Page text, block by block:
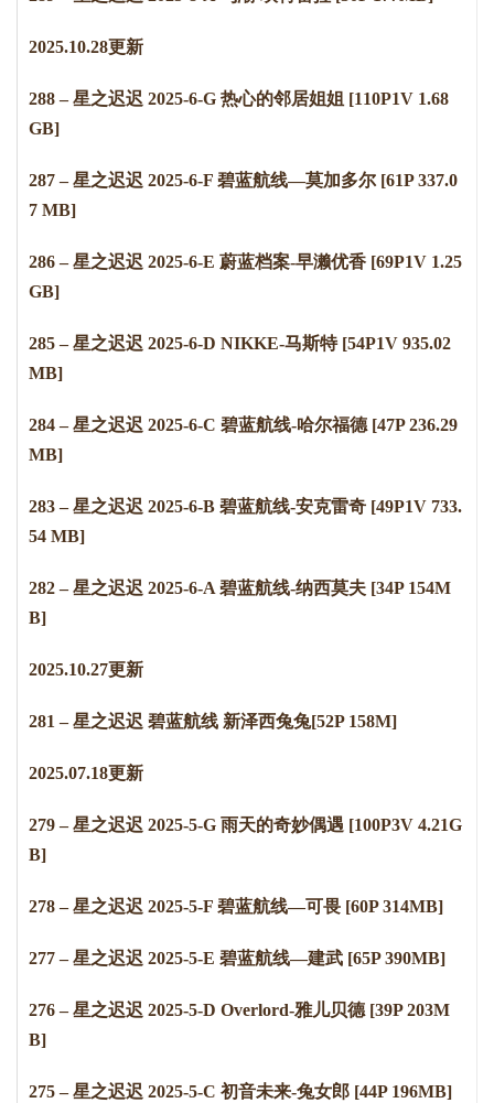
2025.10.28更新
288 – 星之迟迟 2025-6-G 热心的邻居姐姐 [110P1V 1.68
GB]
287 – 星之迟迟 2025-6-F 碧蓝航线—莫加多尔 [61P 337.0
7 MB]
286 – 星之迟迟 2025-6-E 蔚蓝档案-早濑优香 [69P1V 1.25
GB]
285 – 星之迟迟 2025-6-D NIKKE-马斯特 [54P1V 935.02
MB]
284 – 星之迟迟 2025-6-C 碧蓝航线-哈尔福德 [47P 236.29
MB]
283 – 星之迟迟 2025-6-B 碧蓝航线-安克雷奇 [49P1V 733.
54 MB]
282 – 星之迟迟 2025-6-A 碧蓝航线-纳西莫夫 [34P 154M
B]
2025.10.27更新
281 – 星之迟迟 碧蓝航线 新泽西兔兔[52P 158M]
2025.07.18更新
279 – 星之迟迟 2025-5-G 雨天的奇妙偶遇 [100P3V 4.21G
B]
278 – 星之迟迟 2025-5-F 碧蓝航线—可畏 [60P 314MB]
277 – 星之迟迟 2025-5-E 碧蓝航线—建武 [65P 390MB]
276 – 星之迟迟 2025-5-D Overlord-雅儿贝德 [39P 203M
B]
275 – 星之迟迟 2025-5-C 初音未来-兔女郎 [44P 196MB]